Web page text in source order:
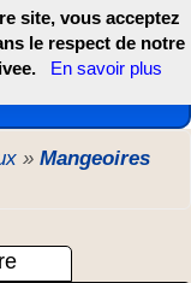
TOM et COM
» Mangeoires
site, vous acceptez
le respect de notre
En savoir plus